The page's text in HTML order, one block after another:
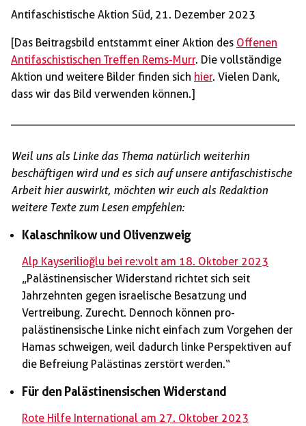
Antifaschistische Aktion Süd, 21. Dezember 2023
[Das Beitragsbild entstammt einer Aktion des Offenen
Antifaschistischen Treffen Rems-Murr. Die vollständige
Aktion und weitere Bilder finden sich hier. Vielen Dank,
dass wir das Bild verwenden können.]
Weil uns als Linke das Thema natürlich weiterhin
beschäftigen wird und es sich auf unsere antifaschistische
Arbeit hier auswirkt, möchten wir euch als Redaktion
weitere Texte zum Lesen empfehlen:
Kalaschnikow und Olivenzweig
Alp Kayserilioğlu bei re:volt am 18. Oktober 2023
„Palästinensischer Widerstand richtet sich seit
Jahrzehnten gegen israelische Besatzung und
Vertreibung. Zurecht. Dennoch können pro-
palästinensische Linke nicht einfach zum Vorgehen der
Hamas schweigen, weil dadurch linke Perspektiven auf
die Befreiung Palästinas zerstört werden.“
Für den Palästinensischen Widerstand
Rote Hilfe International am 27. Oktober 2023